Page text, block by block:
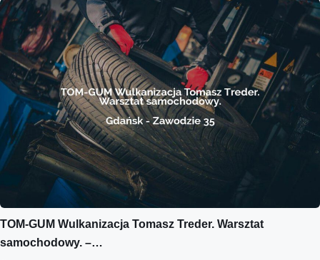
TOM-GUM Wulkanizacja Tomasz Treder. Warsztat
samochodowy. –…